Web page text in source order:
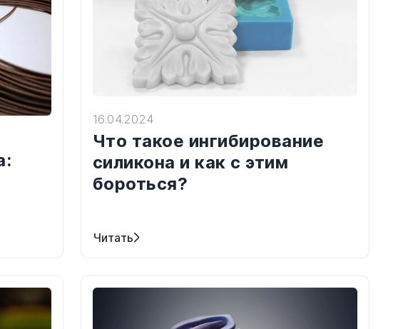
16.04.2024
Что такое ингибирование
силикона и как с этим
бороться?
Читать